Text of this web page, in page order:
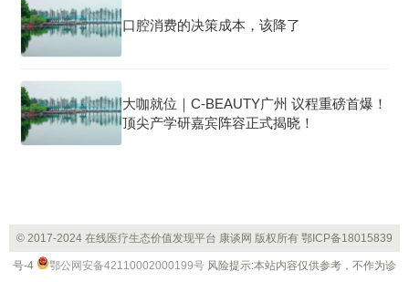
口腔消费的决策成本，该降了
大咖就位｜C-BEAUTY广州 议程重磅首爆！
顶尖产学研嘉宾阵容正式揭晓！
© 2017-2024 在线医疗生态价值发现平台 康谈网 版权所有 鄂ICP备18015839
号-4 鄂公网安备42110002000199号 风险提示:本站内容仅供参考，不作为诊